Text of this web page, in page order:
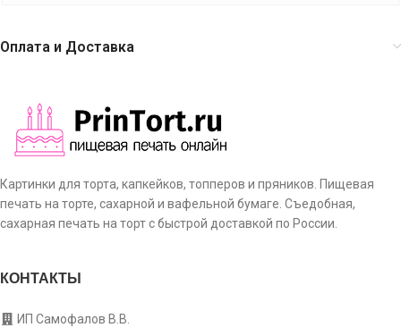
Оплата и Доставка
Картинки для торта, капкейков, топперов и пряников. Пищевая
печать на торте, сахарной и вафельной бумаге. Съедобная,
сахарная печать на торт с быстрой доставкой по России.
КОНТАКТЫ
ИП Самофалов В.В.